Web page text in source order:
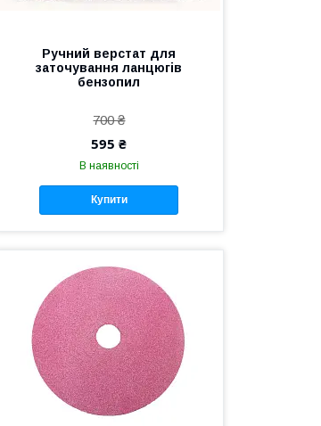
Ручний верстат для
заточування ланцюгів
бензопил
700 ₴
595 ₴
В наявності
Купити